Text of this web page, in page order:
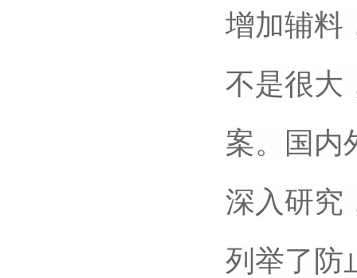
增加辅料
不是很大
案。国内
深入研究
列举了防